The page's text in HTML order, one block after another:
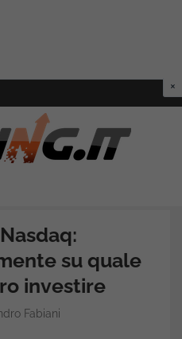
su quale
investire
Fabiani